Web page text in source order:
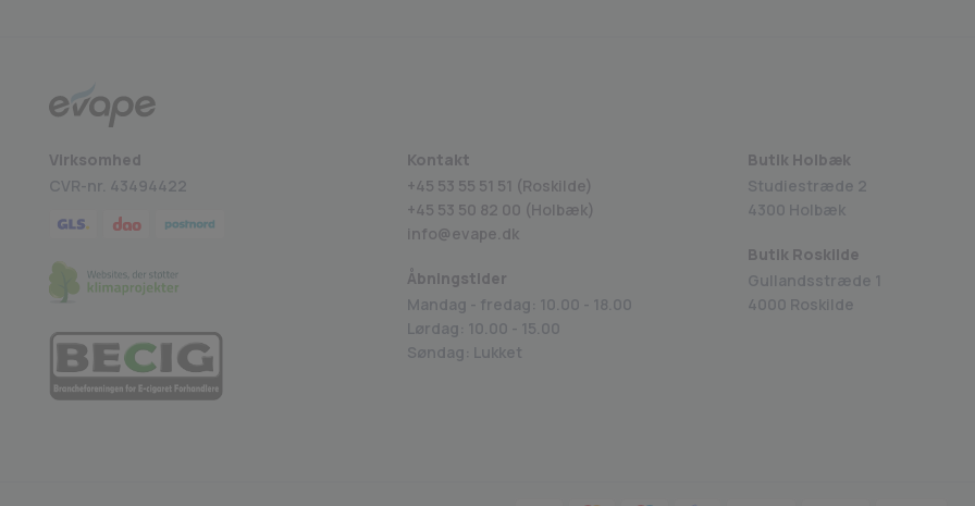
Virksomhed
CVR-nr. 43494422
Kontakt
+45 53 55 51 51 (Roskilde)
+45 53 50 82 00 (Holbæk)
info@evape.dk
Åbningstider
Mandag - fredag: 10.00 - 18.00
Lørdag: 10.00 - 15.00
Søndag: Lukket
Butik Holbæk
Studiestræde 2
4300 Holbæk
Butik Roskilde
Gullandsstræde 1
4000 Roskilde